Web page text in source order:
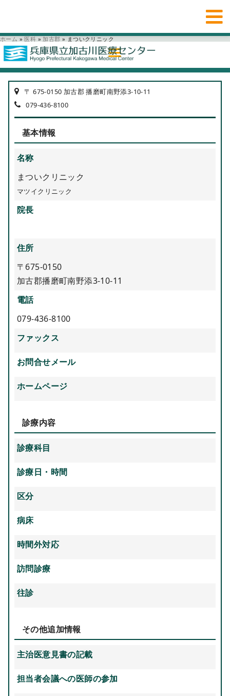
ホーム » 医科 » 加古郡 » まついクリニック
〒 675-0150 加古郡 播磨町南野添3-10-11
079-436-8100
基本情報
名称
まついクリニック
マツイクリニック
院長
住所
〒675-0150
加古郡播磨町南野添3-10-11
電話
079-436-8100
ファックス
お問合せメール
ホームページ
診療内容
診療科目
診療日・時間
区分
病床
時間外対応
訪問診療
往診
その他追加情報
主治医意見書の記載
担当者会議への医師の参加